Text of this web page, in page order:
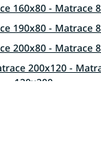
160x80 - Matrace
190x80 - Matrace
200x80 - Matrace
200x120 -
120x200